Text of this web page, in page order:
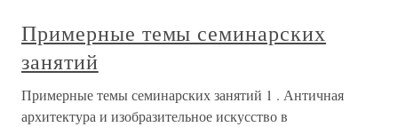
Примерные темы семинарских
занятий
Примерные темы семинарских занятий 1 . Античная
архитектура и изобразительное искусство в